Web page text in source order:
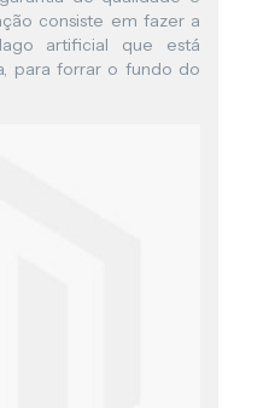
consiste em fazer a
artificial que está
para forrar o fundo do